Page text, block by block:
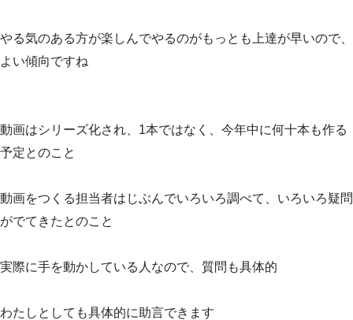
やる気のある方が楽しんでやるのがもっとも上達が早いので、
よい傾向ですね
動画はシリーズ化され、1本ではなく、今年中に何十本も作る
予定とのこと
動画をつくる担当者はじぶんでいろいろ調べて、いろいろ疑問
がでてきたとのこと
実際に手を動かしている人なので、質問も具体的
わたしとしても具体的に助言できます